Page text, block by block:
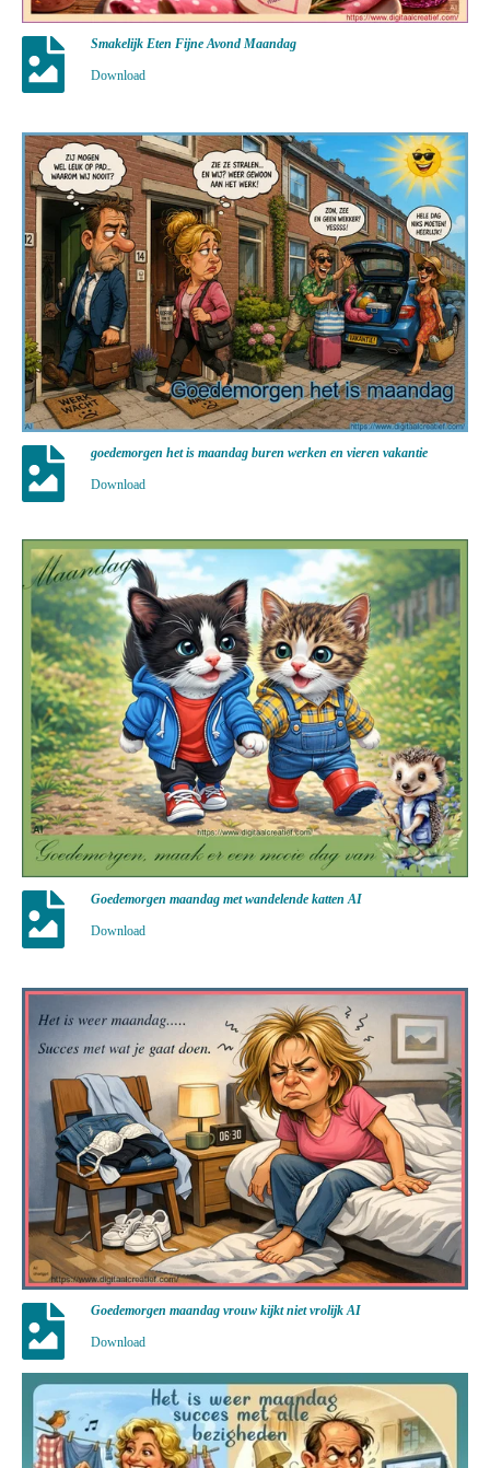
Smakelijk Eten Fijne Avond Maandag
Download
goedemorgen het is maandag buren werken en vieren vakantie
Download
Goedemorgen maandag met wandelende katten AI
Download
Goedemorgen maandag vrouw kijkt niet vrolijk AI
Download